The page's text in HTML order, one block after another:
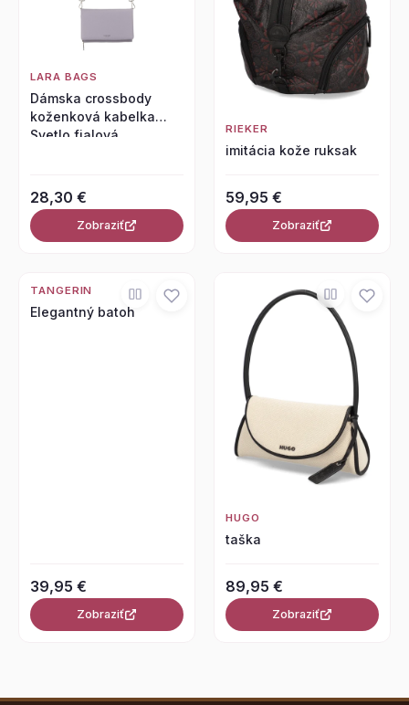
LARA BAGS
Dámska crossbody
koženková kabelka
Svetlo fialová
28,30 €
Zobraziť
RIEKER
imitácia kože ruksak
59,95 €
Zobraziť
TANGERIN
Elegantný batoh
39,95 €
Zobraziť
HUGO
taška
89,95 €
Zobraziť